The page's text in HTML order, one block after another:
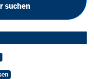
suchen